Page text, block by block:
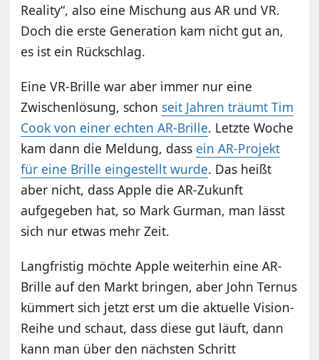
Reality“, also eine Mischung aus AR und VR.
Doch die erste Generation kam nicht gut an,
es ist ein Rückschlag.
Eine VR-Brille war aber immer nur eine
Zwischenlösung, schon seit Jahren träumt Tim
Cook von einer echten AR-Brille. Letzte Woche
kam dann die Meldung, dass ein AR-Projekt
für eine Brille eingestellt wurde. Das heißt
aber nicht, dass Apple die AR-Zukunft
aufgegeben hat, so Mark Gurman, man lässt
sich nur etwas mehr Zeit.
Langfristig möchte Apple weiterhin eine AR-
Brille auf den Markt bringen, aber John Ternus
kümmert sich jetzt erst um die aktuelle Vision-
Reihe und schaut, dass diese gut läuft, dann
kann man über den nächsten Schritt